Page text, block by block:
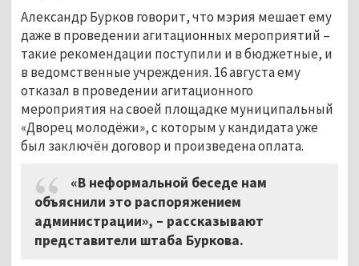
Александр Бурков говорит, что мэрия мешает ему
даже в проведении агитационных мероприятий –
такие рекомендации поступили и в бюджетные, и
в ведомственные учреждения. 16 августа ему
отказал в проведении агитационного
мероприятия на своей площадке муниципальный
«Дворец молодёжи», с которым у кандидата уже
был заключён договор и произведена оплата.
«В неформальной беседе нам
объяснили это распоряжением
администрации», – рассказывают
представители штаба Буркова.